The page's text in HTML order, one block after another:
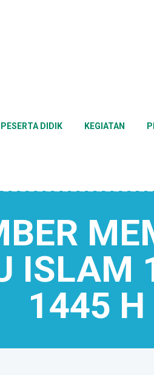
DIDIK KEGIATAN
ISLAM
1445 H